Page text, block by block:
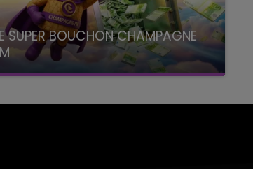
SUPER BOUCHON CHAMPAGNE
La Famille Champagne FM, à 8H10